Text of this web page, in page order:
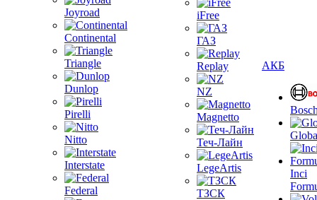
Joyroad
Continental
Triangle
Dunlop
Pirelli
Nitto
Interstate
Federal
iFree
ГАЗ
Replay
NZ
Magnetto
Теч-Лайн
LegeArtis
ТЗСК
АКБ
Inci